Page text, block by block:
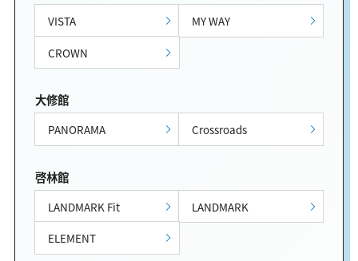
VISTA
MY WAY
CROWN
大修館
PANORAMA Crossroads
啓林館
LANDMARK Fit
LANDMARK
ELEMENT